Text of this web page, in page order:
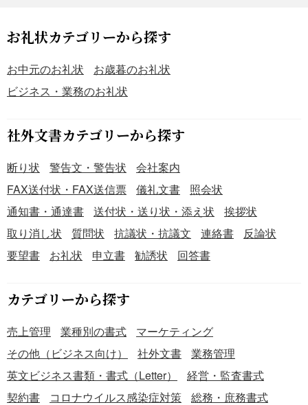
お礼状カテゴリーから探す
お中元のお礼状
お歳暮のお礼状
ビジネス・業務のお礼状
社外文書カテゴリーから探す
断り状 警告文・警告状
会社案内
FAX送付状・FAX送信票
儀礼文書
照会状
通知書・通達書
送付状・送り状・添え状
挨拶状
取り消し状
質問状 抗議状・抗議文 連絡書
反論状
要望書
お礼状 申立書 勧誘状 回答書
カテゴリーから探す
売上管理 業種別の書式
マーケティング
その他（ビジネス向け）
社外文書
業務管理
英文ビジネス書類・書式（Letter）
経営・監査書式
契約書
コロナウイルス感染症対策
総務・庶務書式